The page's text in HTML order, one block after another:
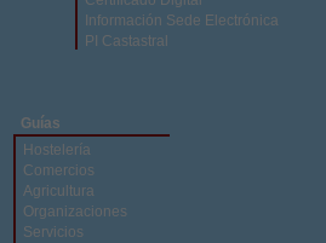
Información Sede Electrónica
PI Castastral
Guías
Hostelería
Comercios
Agricultura
Organizaciones
Servicios